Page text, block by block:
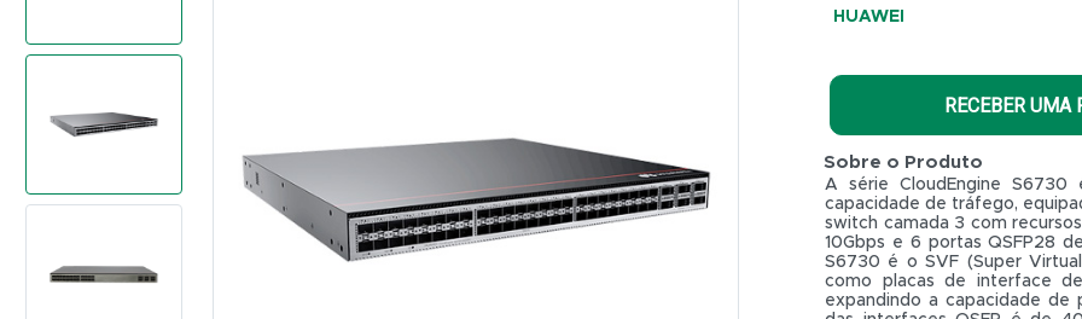
+
Portas
-
HUAWEI
S6730-
HUAWEI
RECEBER UMA
Sobre o Produto
A série CloudEngine
capacidade de tráfego,
switch camada 3 com recursos
10Gbps e 6 portas QSFP28
S6730 é o SVF (Super
como placas de interface
expandindo a capacidade de